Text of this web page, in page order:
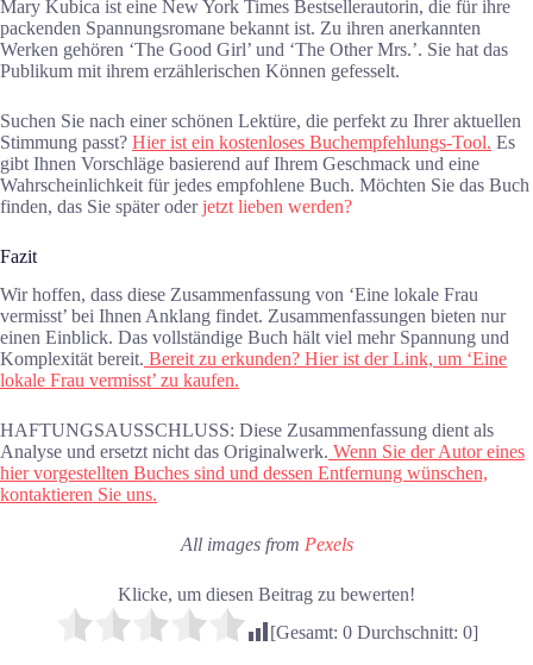
Mary Kubica ist eine New York Times Bestsellerautorin, die für ihre
packenden Spannungsromane bekannt ist. Zu ihren anerkannten
Werken gehören ‘The Good Girl’ und ‘The Other Mrs.’. Sie hat das
Publikum mit ihrem erzählerischen Können gefesselt.
Suchen Sie nach einer schönen Lektüre, die perfekt zu Ihrer aktuellen
Stimmung passt? Hier ist ein kostenloses Buchempfehlungs-Tool. Es
gibt Ihnen Vorschläge basierend auf Ihrem Geschmack und eine
Wahrscheinlichkeit für jedes empfohlene Buch. Möchten Sie das Buch
finden, das Sie später oderjetzt lieben werden?
Fazit
Wir hoffen, dass diese Zusammenfassung von ‘Eine lokale Frau
vermisst’ bei Ihnen Anklang findet. Zusammenfassungen bieten nur
einen Einblick. Das vollständige Buch hält viel mehr Spannung und
Komplexität bereit. Bereit zu erkunden? Hier ist der Link, um ‘Eine
lokale Frau vermisst’ zu kaufen.
HAFTUNGSAUSSCHLUSS: Diese Zusammenfassung dient als
Analyse und ersetzt nicht das Originalwerk. Wenn Sie der Autor eines
hier vorgestellten Buches sind und dessen Entfernung wünschen,
kontaktieren Sie uns.
All images from Pexels
Klicke, um diesen Beitrag zu bewerten!
[Gesamt: 0Durchschnitt: 0]